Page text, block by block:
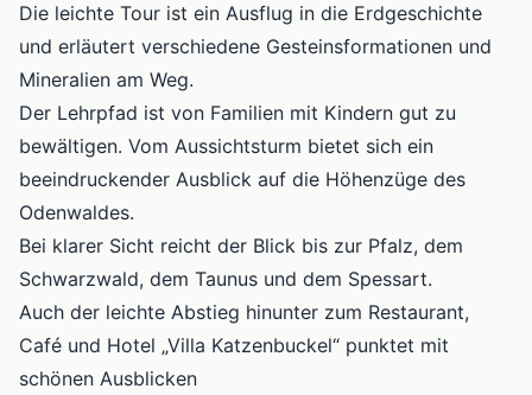
Die leichte Tour ist ein Ausflug in die Erdgeschichte
und erläutert verschiedene Gesteinsformationen und
Mineralien am Weg.
Der Lehrpfad ist von Familien mit Kindern gut zu
bewältigen. Vom Aussichtsturm bietet sich ein
beeindruckender Ausblick auf die Höhenzüge des
Odenwaldes.
Bei klarer Sicht reicht der Blick bis zur Pfalz, dem
Schwarzwald, dem Taunus und dem Spessart.
Auch der leichte Abstieg hinunter zum Restaurant,
Café und Hotel „Villa Katzenbuckel“ punktet mit
schönen Ausblicken